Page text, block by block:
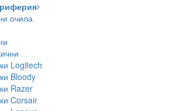
очила
Logitech
Bloody
Razer
Corsair